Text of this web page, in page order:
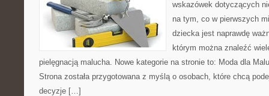
wskazówek dotyczących
na tym, co w pierwszych
dziecka jest naprawdę
którym można znaleźć
pielęgnacją malucha. Nowe kategorie na stronie to: Moda dla
Strona została przygotowana z myślą o osobach, które chcą
decyzje […]